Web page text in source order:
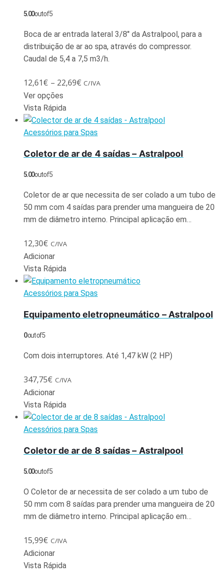
5.00out of 5
Boca de ar entrada lateral 3/8″ da Astralpool, para a
distribuição de ar ao spa, através do compressor.
Caudal de 5,4 a 7,5 m3/h.
12,61€ – 22,69€ C/IVA
Ver opções
Vista Rápida
Acessórios para Spas
Coletor de ar de 4 saídas – Astralpool
5.00out of 5
Coletor de ar que necessita de ser colado a um tubo de
50 mm com 4 saídas para prender uma mangueira de 20
mm de diâmetro interno. Principal aplicação em…
12,30€ C/IVA
Adicionar
Vista Rápida
Acessórios para Spas
Equipamento eletropneumático – Astralpool
0out of 5
Com dois interruptores. Até 1,47 kW (2 HP)
347,75€ C/IVA
Adicionar
Vista Rápida
Acessórios para Spas
Coletor de ar de 8 saídas – Astralpool
5.00out of 5
O Coletor de ar necessita de ser colado a um tubo de
50 mm com 8 saídas para prender uma mangueira de 20
mm de diâmetro interno. Principal aplicação em…
15,99€ C/IVA
Adicionar
Vista Rápida